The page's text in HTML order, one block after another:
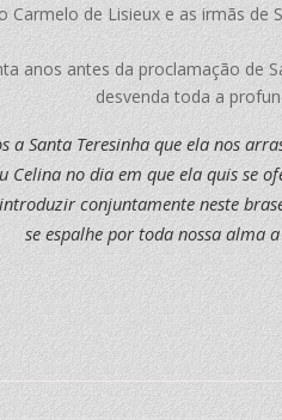
Carmelo de Lisieux e as irmãs de
anos antes da proclamação de
desvenda toda a
a Santa Teresinha que ela nos
Celina no dia em que ela quis se
conjuntamente neste
se espalhe por toda nossa alma